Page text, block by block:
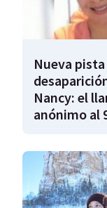
Nueva
Nancy: el
anónimo al